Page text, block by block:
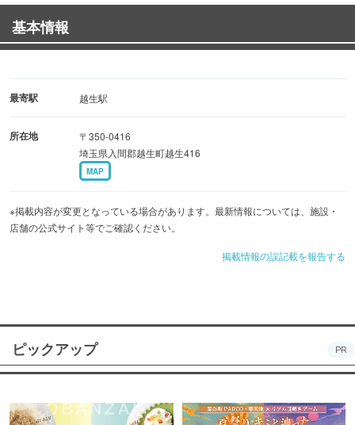
基本情報
最寄駅 越生駅
所在地
〒350-0416
埼玉県入間郡越生町越生416
MAP
※掲載内容が変更となっている場合があります。最新情報については、施設・
店舗の公式サイト等でご確認ください。
掲載情報の誤記載を報告する
ピックアップ PR